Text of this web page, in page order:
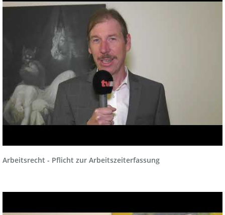
Arbeitsrecht - Pflicht zur Arbeitszeiterfassung